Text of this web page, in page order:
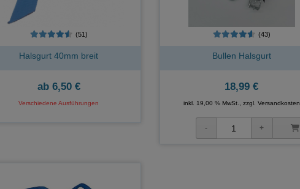
(51)
Halsgurt 40mm breit
ab6,50 €
Verschiedene Ausführungen
(43)
Bullen Halsgurt
18,99 €
inkl. 19,00 % MwSt., zzgl. Versandkosten